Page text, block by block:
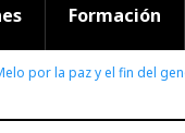
Formación
por la paz y el fin del